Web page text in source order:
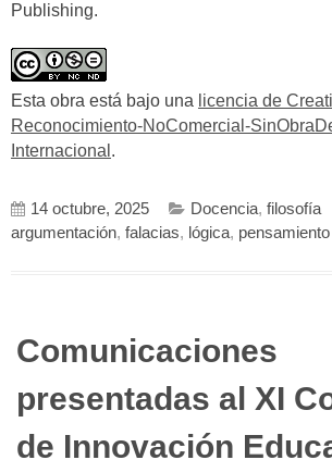
Publishing.
Esta obra está bajo una licencia de
Reconocimiento-NoComercial-
Internacional .
14 octubre, 2025 Docencia, filosofía
argumentación, falacias, lógica,
Comunicaciones
presentadas al XI
de Innovación